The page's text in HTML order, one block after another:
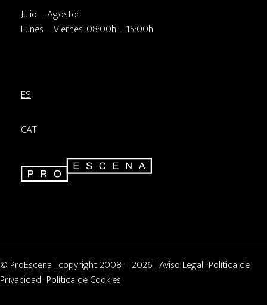
Julio – Agosto:
Lunes – Viernes. 08:00h – 15:00h
ES
CAT
© ProEscena | copyright 2008 – 2026 | Aviso Legal · Política de
Privacidad · Política de Cookies